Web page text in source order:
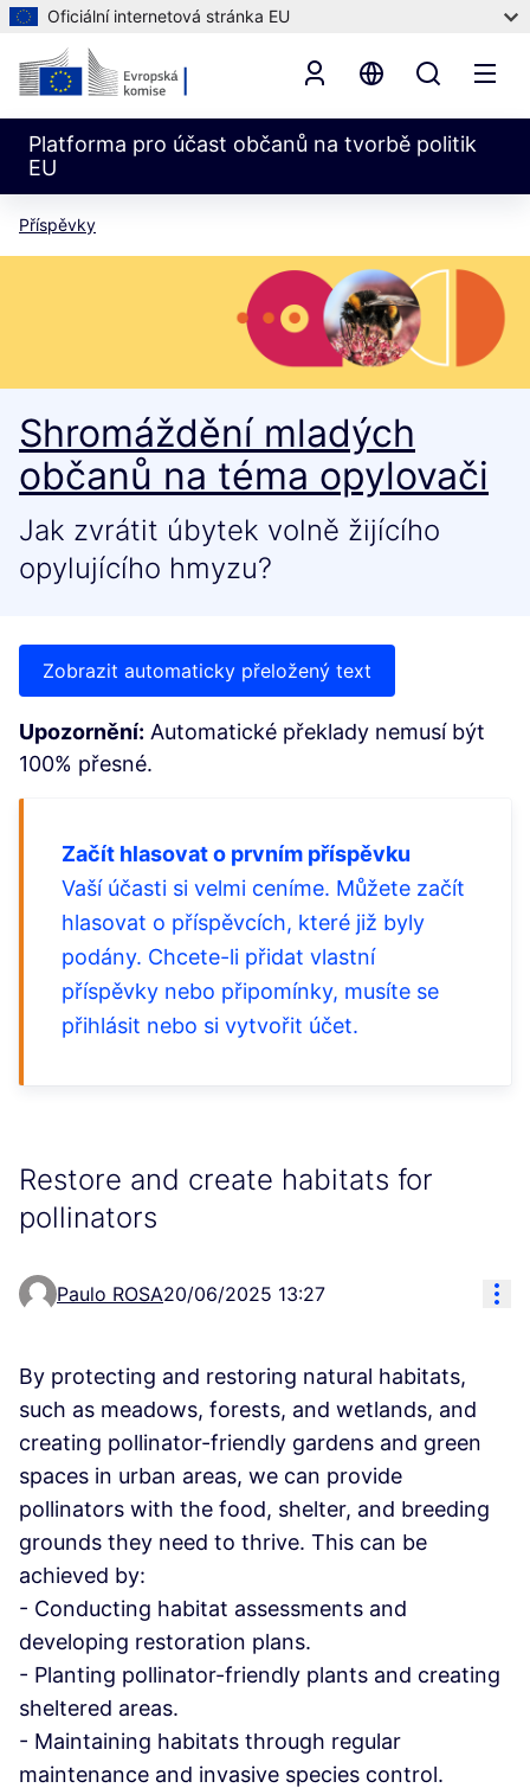
Oficiální internetová stránka EU
Platforma pro účast občanů na tvorbě politik
EU
Příspěvky
Shromáždění mladých
občanů na téma opylovači
Jak zvrátit úbytek volně žijícího
opylujícího hmyzu?
Zobrazit automaticky přeložený text
Upozornění: Automatické překlady nemusí být
100% přesné.
Začít hlasovat o prvním příspěvku
Vaší účasti si velmi ceníme. Můžete začít
hlasovat o příspěvcích, které již byly
podány. Chcete-li přidat vlastní
příspěvky nebo připomínky, musíte se
přihlásit nebo si vytvořit účet.
Restore and create habitats for
pollinators
Paulo ROSA20/06/2025 13:27
By protecting and restoring natural habitats,
such as meadows, forests, and wetlands, and
creating pollinator-friendly gardens and green
spaces in urban areas, we can provide
pollinators with the food, shelter, and breeding
grounds they need to thrive. This can be
achieved by:
- Conducting habitat assessments and
developing restoration plans.
- Planting pollinator-friendly plants and creating
sheltered areas.
- Maintaining habitats through regular
maintenance and invasive species control.